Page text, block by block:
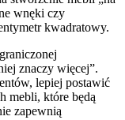
wnęki czy
kwadratowy.
znaczy więcej”.
lepiej postawić
mebli, które będą
zapewnią